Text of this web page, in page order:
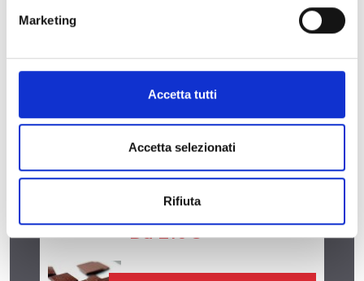
Marketing
Accetta tutti
Accetta selezionati
Rifiuta